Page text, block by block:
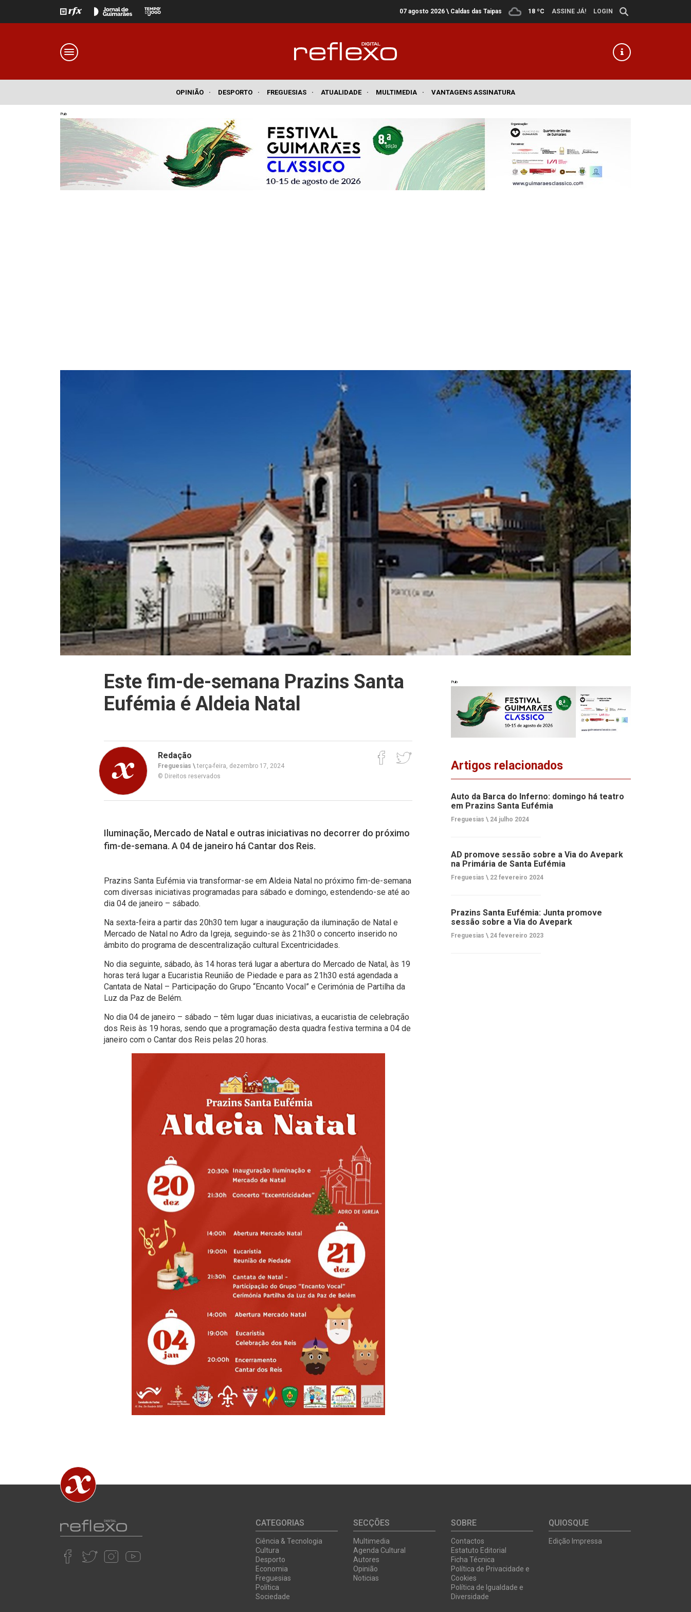
07 agosto 2026 \ Caldas das Taipas 18 ºC ASSINE JÁ! LOGIN
OPINIÃO · DESPORTO · FREGUESIAS · ATUALIDADE · MULTIMEDIA · VANTAGENS ASSINATURA
Pub
Este fim-de-semana Prazins Santa
Eufémia é Aldeia Natal
Redação
Freguesias \terça-feira, dezembro 17, 2024
© Direitos reservados
Iluminação, Mercado de Natal e outras iniciativas no decorrer do próximo
fim-de-semana. A 04 de janeiro há Cantar dos Reis.
Prazins Santa Eufémia via transformar-se em Aldeia Natal no próximo fim-de-semana
com diversas iniciativas programadas para sábado e domingo, estendendo-se até ao
dia 04 de janeiro – sábado.
Na sexta-feira a partir das 20h30 tem lugar a inauguração da iluminação de Natal e
Mercado de Natal no Adro da Igreja, seguindo-se às 21h30 o concerto inserido no
âmbito do programa de descentralização cultural Excentricidades.
No dia seguinte, sábado, às 14 horas terá lugar a abertura do Mercado de Natal, às 19
horas terá lugar a Eucaristia Reunião de Piedade e para as 21h30 está agendada a
Cantata de Natal – Participação do Grupo “Encanto Vocal” e Cerimónia de Partilha da
Luz da Paz de Belém.
No dia 04 de janeiro – sábado – têm lugar duas iniciativas, a eucaristia de celebração
dos Reis às 19 horas, sendo que a programação desta quadra festiva termina a 04 de
janeiro com o Cantar dos Reis pelas 20 horas.
Pub
Artigos relacionados
Auto da Barca do Inferno: domingo há teatro
em Prazins Santa Eufémia
Freguesias \ 24 julho 2024
AD promove sessão sobre a Via do Avepark
na Primária de Santa Eufémia
Freguesias \ 22 fevereiro 2024
Prazins Santa Eufémia: Junta promove
sessão sobre a Via do Avepark
Freguesias \ 24 fevereiro 2023
CATEGORIAS
Ciência & Tecnologia
Cultura
Desporto
Economia
Freguesias
Política
Sociedade
SECÇÕES
Multimedia
Agenda Cultural
Autores
Opinião
Noticias
SOBRE
Contactos
Estatuto Editorial
Ficha Técnica
Política de Privacidade e
Cookies
Política de Igualdade e
Diversidade
QUIOSQUE
Edição Impressa